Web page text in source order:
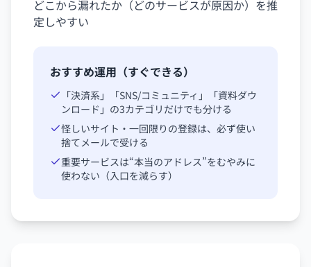
どこから漏れたか（どのサービスが原因か）を推
定しやすい
おすすめ運用（すぐできる）
「決済系」「SNS/コミュニティ」「資料ダウ
ンロード」の3カテゴリだけでも分ける
怪しいサイト・一回限りの登録は、必ず使い
捨てメールで受ける
重要サービスは“本当のアドレス”をむやみに
使わない（入口を減らす）